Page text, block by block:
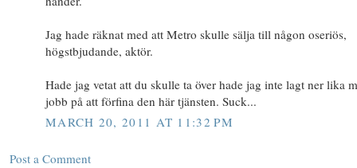
Jag hade räknat med att Metro skulle sälja till någon oseriös,
högstbjudande, aktör.
Hade jag vetat att du skulle ta över hade jag inte lagt ner lika
jobb på att förfina den här tjänsten. Suck...
MARCH 20, 2011 AT 11:32 PM
Post a Comment